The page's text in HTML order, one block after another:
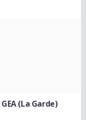
(La Garde)